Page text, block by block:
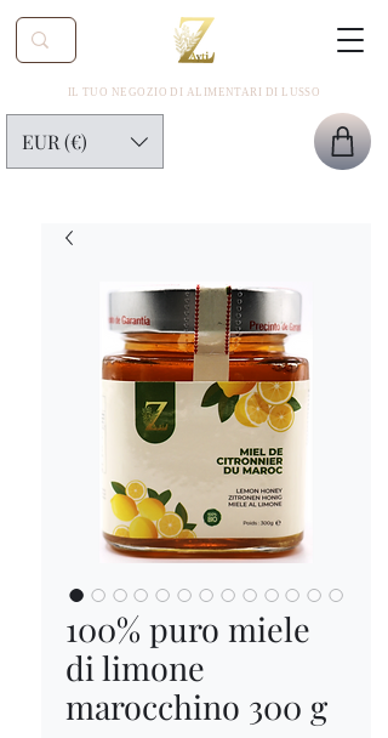
IL TUO NEGOZIO DI ALIMENTARI DI LUSSO
EUR (€)
100% puro miele
di limone
marocchino 300 g